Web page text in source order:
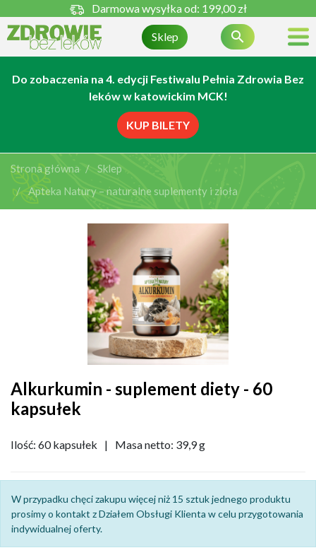
Darmowa wysyłka od: 199,00 zł
Sklep 
Do zobaczenia na 4. edycji Festiwalu Pełnia Zdrowia Bez
leków w katowickim MCK!
KUP BILETY
Strona główna
Sklep
Apteka Natury – naturalne suplementy i zioła
Alkurkumin - suplement diety - 60
kapsułek
Ilość: 60 kapsułek | Masa netto: 39,9 g
W przypadku chęci zakupu więcej niż 15 sztuk jednego produktu
prosimy o kontakt z Działem Obsługi Klienta w celu przygotowania
indywidualnej oferty.